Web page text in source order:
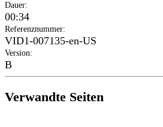
Dauer:
00:34
Referenznummer:
VID1-007135-en-US
Version:
B
Verwandte Seiten